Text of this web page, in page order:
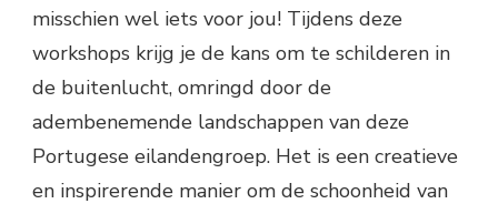
misschien wel iets voor jou! Tijdens deze
workshops krijg je de kans om te schilderen in
de buitenlucht, omringd door de
adembenemende landschappen van deze
Portugese eilandengroep. Het is een creatieve
en inspirerende manier om de schoonheid van